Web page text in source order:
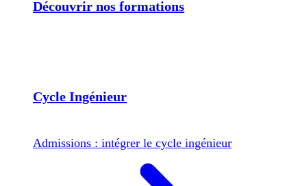
Découvrir nos formations
Cycle Ingénieur
Admissions : intégrer le cycle ingénieur